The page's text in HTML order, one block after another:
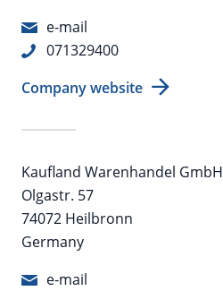
e-mail
071329400
Company website
Kaufland Warenhandel
Olgastr. 57
74072 Heilbronn
Germany
e-mail